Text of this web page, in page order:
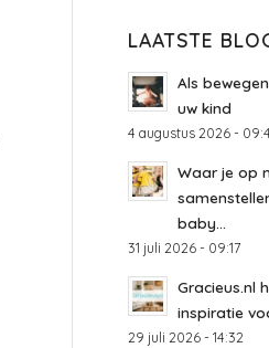
LAATSTE
Als
uw kind
4 augustus 2026 -
Waar je op
baby...
31 juli 2026 - 09:17
Gracieus.nl
inspiratie
29 juli 2026 - 14:32